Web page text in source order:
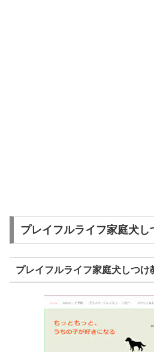
プレイフルライフ家庭犬し
プレイフルライフ家庭犬しつけ